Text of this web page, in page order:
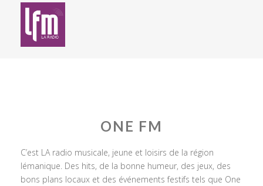
ONE FM
C’est LA radio musicale, jeune et loisirs de la région
lémanique. Des hits, de la bonne humeur, des jeux, des
bons plans locaux et des événements festifs tels que One